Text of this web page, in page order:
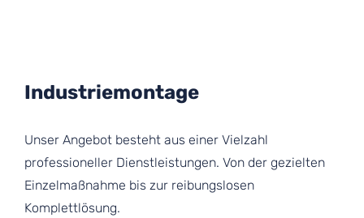
Industriemontage
Unser Angebot besteht aus einer Vielzahl
professioneller Dienstleistungen. Von der gezielten
Einzelmaßnahme bis zur reibungslosen
Komplettlösung.